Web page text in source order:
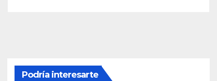
Podría interesarte